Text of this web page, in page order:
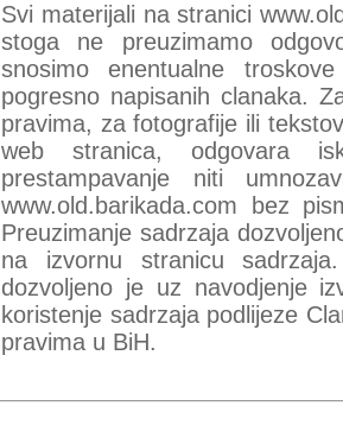
Svi materijali na stranici
stoga ne preuzimamo
snosimo enentualne
pogresno napisanih clanaka.
pravima, za fotografije ili
web stranica, odgovara
prestampavanje niti
www.old.barikada.com bez
Preuzimanje sadrzaja
na izvornu stranicu
dozvoljeno je uz navodjenje
koristenje sadrzaja podlijeze
pravima u BiH.